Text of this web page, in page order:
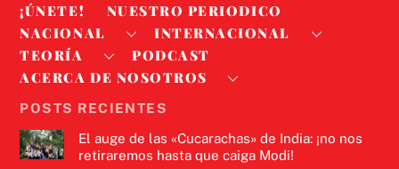
¡ÚNETE!
NUESTRO PERIODICO
NACIONAL
INTERNACIONAL
TEORÍA
PODCAST
ACERCA DE NOSOTROS
POSTS RECIENTES
El auge de las «Cucarachas» de India: ¡no nos
retiraremos hasta que caiga Modi!